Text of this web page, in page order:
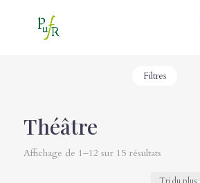
Filtres
Théâtre
Affichage de 1–12 sur 15 résultats